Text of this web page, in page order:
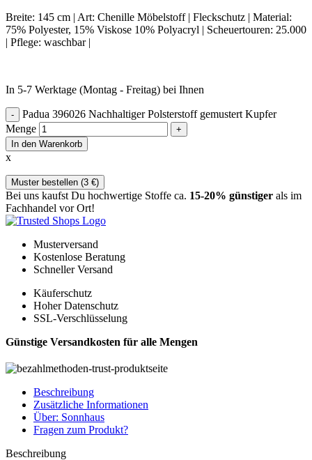
Breite: 145 cm | Art: Chenille Möbelstoff | Fleckschutz | Material:
75% Polyester, 15% Viskose 10% Polyacryl | Scheuertouren: 25.000
| Pflege: waschbar |
In 5-7 Werktage (Montag - Freitag) bei Ihnen
Padua 396026 Nachhaltiger Polsterstoff gemustert Kupfer
Menge
In den Warenkorb
x
Muster bestellen (3 €)
Bei uns kaufst Du hochwertige Stoffe ca. 15-20% günstiger als im
Fachhandel vor Ort!
Musterversand
Kostenlose Beratung
Schneller Versand
Käuferschutz
Hoher Datenschutz
SSL-Verschlüsselung
Günstige Versandkosten für alle Mengen
Beschreibung
Zusätzliche Informationen
Über: Sonnhaus
Fragen zum Produkt?
Beschreibung